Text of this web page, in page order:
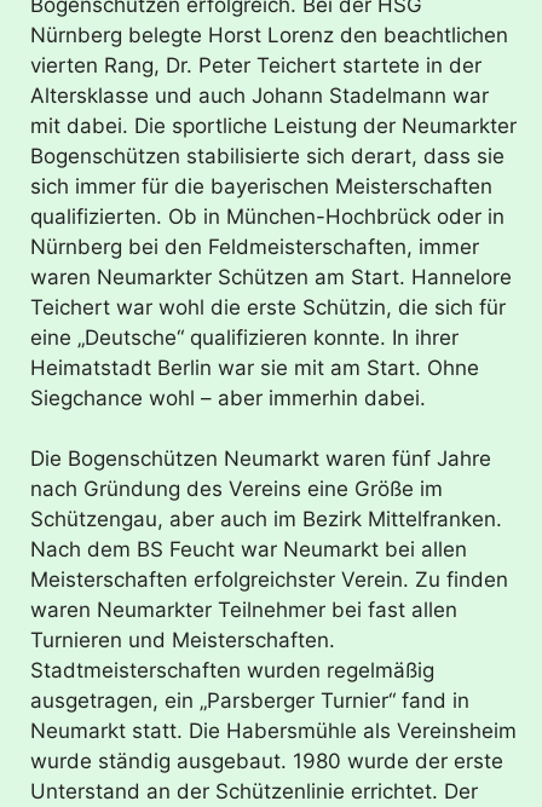
Nürnberg belegte Horst Lorenz den beachtlichen
vierten Rang, Dr. Peter Teichert startete in der
Altersklasse und auch Johann Stadelmann war
mit dabei. Die sportliche Leistung der Neumarkter
Bogenschützen stabilisierte sich derart, dass sie
sich immer für die bayerischen Meisterschaften
qualifizierten. Ob in München-Hochbrück oder in
Nürnberg bei den Feldmeisterschaften, immer
waren Neumarkter Schützen am Start. Hannelore
Teichert war wohl die erste Schützin, die sich für
eine „Deutsche“ qualifizieren konnte. In ihrer
Heimatstadt Berlin war sie mit am Start. Ohne
Siegchance wohl – aber immerhin dabei.
Die Bogenschützen Neumarkt waren fünf Jahre
nach Gründung des Vereins eine Größe im
Schützengau, aber auch im Bezirk Mittelfranken.
Nach dem BS Feucht war Neumarkt bei allen
Meisterschaften erfolgreichster Verein. Zu finden
waren Neumarkter Teilnehmer bei fast allen
Turnieren und Meisterschaften.
Stadtmeisterschaften wurden regelmäßig
ausgetragen, ein „Parsberger Turnier“ fand in
Neumarkt statt. Die Habersmühle als Vereinsheim
wurde ständig ausgebaut. 1980 wurde der erste
Unterstand an der Schützenlinie errichtet. Der